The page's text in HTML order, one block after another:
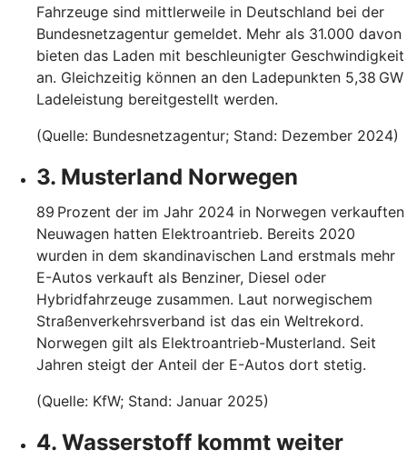
Fahrzeuge sind mittlerweile in Deutschland bei der
Bundesnetzagentur gemeldet. Mehr als 31.000 davon
bieten das Laden mit beschleunigter Geschwindigkeit
an. Gleichzeitig können an den Ladepunkten 5,38 GW
Ladeleistung bereitgestellt werden.
(Quelle: Bundesnetzagentur; Stand: Dezember 2024)
3. Musterland Norwegen
89 Prozent der im Jahr 2024 in Norwegen verkauften
Neuwagen hatten Elektroantrieb. Bereits 2020
wurden in dem skandinavischen Land erstmals mehr
E-Autos verkauft als Benziner, Diesel oder
Hybridfahrzeuge zusammen. Laut norwegischem
Straßenverkehrsverband ist das ein Weltrekord.
Norwegen gilt als Elektroantrieb-Musterland. Seit
Jahren steigt der Anteil der E-Autos dort stetig.
(Quelle: KfW; Stand: Januar 2025)
4. Wasserstoff kommt weiter